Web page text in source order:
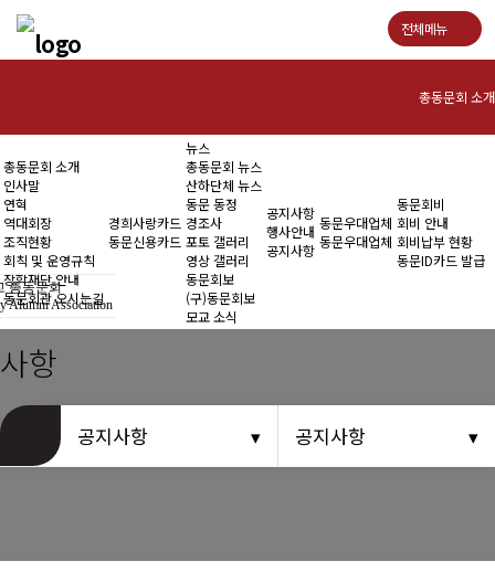
전체메뉴
총동문회 소개
뉴스
동문회비
총동문회 소개
인사말
연혁
역대회장
조직현황
회칙 및 운영규칙
장학재단 안내
동문회관 오시는길
경희사랑카드
동문신용카드
뉴스
총동문회 뉴스
산하단체 뉴스
동문 동정
경조사
포토 갤러리
영상 갤러리
동문회보
(구)동문회보
모교 소식
공지사항
행사안내
공지사항
동문우대업체
동문우대업체
동문회비
회비 안내
회비납부 현황
동문ID카드 발급
총동문회
Alumni Association
항
공지사항 공지사항